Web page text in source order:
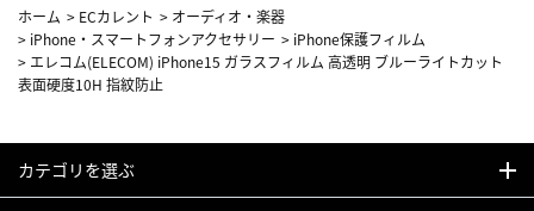
ホーム > ECカレント > オーディオ・楽器
> iPhone・スマートフォンアクセサリー > iPhone保護フィルム
> エレコム(ELECOM) iPhone15 ガラスフィルム 高透明 ブルーライトカット
表面硬度10H 指紋防止
カテゴリを選ぶ